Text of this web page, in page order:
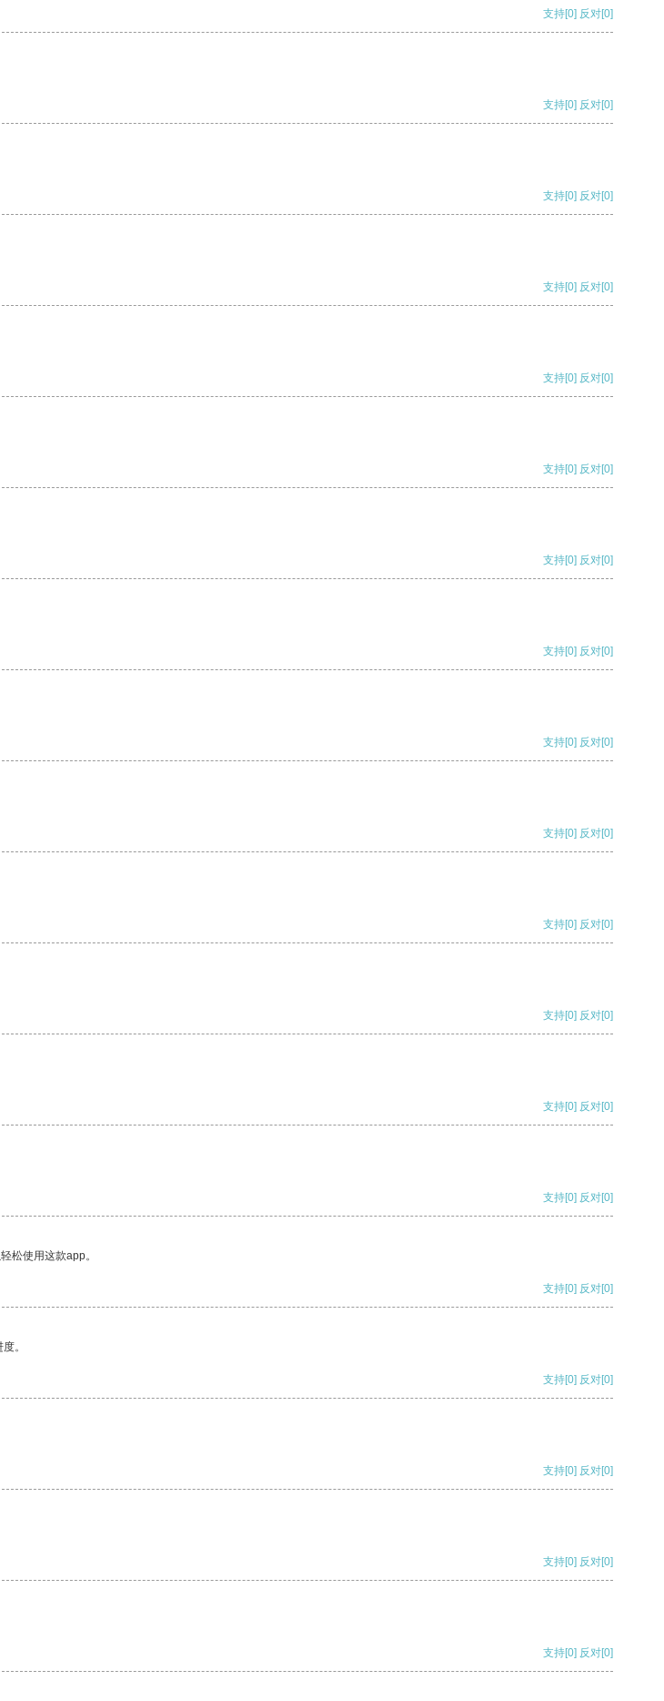
支持[0] 反对[0]
支持[0] 反对[0]
支持[0] 反对[0]
支持[0] 反对[0]
支持[0] 反对[0]
支持[0] 反对[0]
支持[0] 反对[0]
支持[0] 反对[0]
支持[0] 反对[0]
支持[0] 反对[0]
支持[0] 反对[0]
支持[0] 反对[0]
支持[0] 反对[0]
支持[0] 反对[0]
松使用这款app。
支持[0] 反对[0]
。
支持[0] 反对[0]
支持[0] 反对[0]
支持[0] 反对[0]
支持[0] 反对[0]